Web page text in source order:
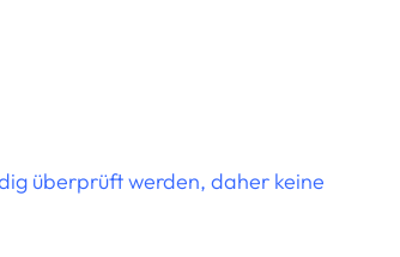
überprüft werden, daher keine